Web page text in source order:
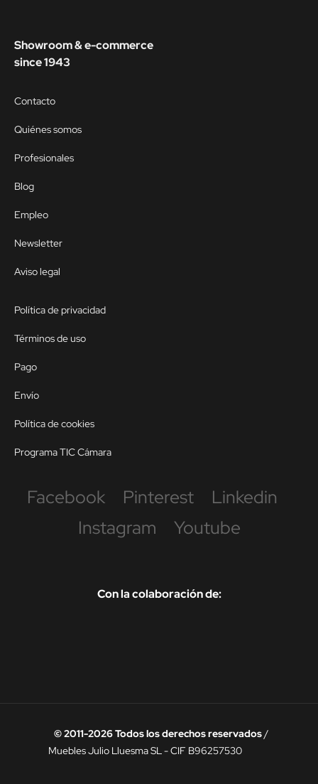
Showroom & e-commerce
since 1943
Contacto
Quiénes somos
Profesionales
Blog
Empleo
Newsletter
Aviso legal
Política de privacidad
Términos de uso
Pago
Envío
Política de cookies
Programa TIC Cámara
Facebook Pinterest
Linkedin
Instagram
Youtube
Con la colaboración de:
© 2011-2026 Todos los derechos reservados/
Muebles Julio Lluesma SL - CIF B96257530